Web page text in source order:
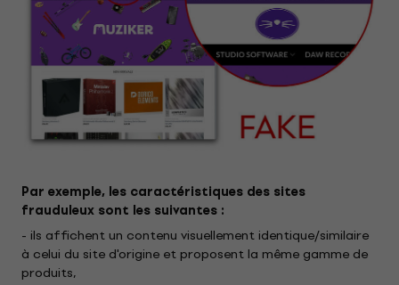
Par exemple, les caractéristiques des sites
frauduleux sont les suivantes :
- ils affichent un contenu visuellement identique/similaire
à celui du site d'origine et proposent la même gamme de
produits,